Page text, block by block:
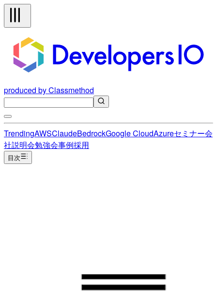
produced by Classmethod
TrendingAWSClaudeBedrockGoogle CloudAzureセミナー会
社説明会勉強会事例採用
目次